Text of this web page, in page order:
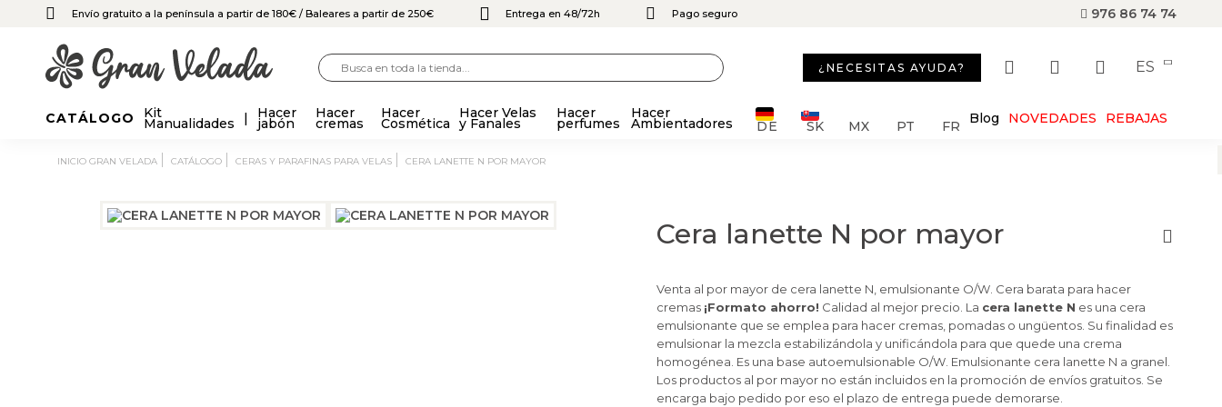
Envío gratuito a la península a partir de 180€ / Baleares a partir de 250€ Entrega en 48/72h Pago seguro 976 86 74 74
¿NECESITAS AYUDA? ES
CATÁLOGO Kit
Manualidades
Hacer
jabón
Hacer
cremas
Hacer
Cosmética
Hacer Velas
y Fanales
Hacer
perfumes
Hacer
Ambientadores DE SK MX PT FR Blog NOVEDADES REBAJAS
INICIO GRAN VELADA CATÁLOGO CERAS Y PARAFINAS PARA VELAS CERA LANETTE N POR MAYOR
Cera lanette N por mayor
Venta al por mayor de cera lanette N, emulsionante O/W. Cera barata para hacer
cremas ¡Formato ahorro! Calidad al mejor precio. La cera lanette N es una cera
emulsionante que se emplea para hacer cremas, pomadas o ungüentos. Su finalidad es
emulsionar la mezcla estabilizándola y unificándola para que quede una crema
homogénea. Es una base autoemulsionable O/W . Emulsionante cera lanette N a granel.
Los productos al por mayor no están incluidos en la promoción de envíos gratuitos. Se
encarga bajo pedido por eso el plazo de entrega puede demorarse.